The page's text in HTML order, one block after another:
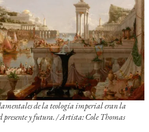
de la teología imperial eran la
presente y futura. / Artista: Cole Thomas